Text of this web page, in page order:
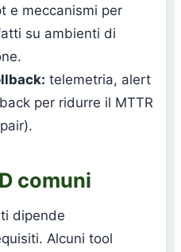
e meccanismi per
su ambienti di
telemetria, alert
per ridurre il MTTR
comuni
dipende
Alcuni tool